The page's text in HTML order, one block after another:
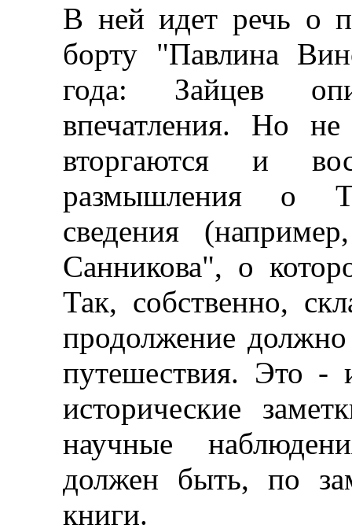
В ней идет речь о
борту "Павлина
года: Зайцев
впечатления. Но не
вторгаются и
размышления о
сведения
Санникова", о
Так, собственно,
продолжение
путешествия. Это -
исторические
научные
должен быть, по
книги.